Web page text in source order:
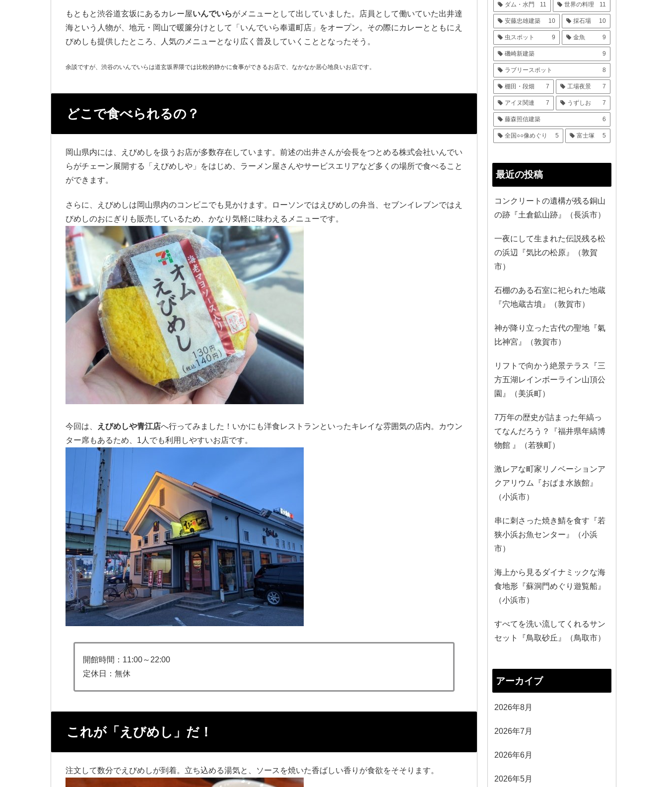
もともと渋谷道玄坂にあるカレー屋いんでいらがメニューとして出していました。店員として働いていた出井達
海という人物が、地元・岡山で暖簾分けとして「いんでいら奉還町店」をオープン。その際にカレーとともにえ
びめしも提供したところ、人気のメニューとなり広く普及していくこととなったそう。
余談ですが、渋谷のいんでいらは道玄坂界隈では比較的静かに食事ができるお店で、なかなか居心地良いお店です。
どこで食べられるの？
岡山県内には、えびめしを扱うお店が多数存在しています。前述の出井さんが会長をつとめる株式会社いんでい
らがチェーン展開する「えびめしや」をはじめ、ラーメン屋さんやサービスエリアなど多くの場所で食べること
ができます。
さらに、えびめしは岡山県内のコンビニでも見かけます。ローソンではえびめしの弁当、セブンイレブンではえ
びめしのおにぎりも販売しているため、かなり気軽に味わえるメニューです。
今回は、 えびめしや青江店へ行ってみました！いかにも洋食レストランといったキレイな雰囲気の店内。カウン
ター席もあるため、1人でも利用しやすいお店です。
開館時間：11:00～22:00
定休日：無休
これが「えびめし」だ！
注文して数分でえびめしが到着。立ち込める湯気と、ソースを焼いた香ばしい香りが食欲をそそります。
ダム・水門 11 世界の料理 11
安藤忠雄建築 10 採石場 10
虫スポット 9 金魚 9
磯崎新建築 9
ラブリースポット 8
棚田・段畑 7 工場夜景 7
アイヌ関連 7 うずしお 7
藤森照信建築 6
全国○○像めぐり 5 富士塚 5
最近の投稿
コンクリートの遺構が残る銅山
の跡『土倉鉱山跡』（長浜市）
一夜にして生まれた伝説残る松
の浜辺『気比の松原』（敦賀
市）
石棚のある石室に祀られた地蔵
『穴地蔵古墳』（敦賀市）
神が降り立った古代の聖地『氣
比神宮』（敦賀市）
リフトで向かう絶景テラス『三
方五湖レインボーライン山頂公
園』（美浜町）
7万年の歴史が詰まった年縞っ
てなんだろう？『福井県年縞博
物館 』（若狭町）
激レアな町家リノベーションア
クアリウム『おばま水族館』
（小浜市）
串に刺さった焼き鯖を食す『若
狭小浜お魚センター』（小浜
市）
海上から見るダイナミックな海
食地形『蘇洞門めぐり遊覧船』
（小浜市）
すべてを洗い流してくれるサン
セット『鳥取砂丘』（鳥取市）
アーカイブ
2026年8月
2026年7月
2026年6月
2026年5月